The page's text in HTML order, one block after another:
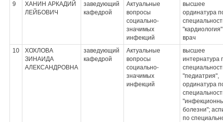
9
ХАНИН АРКАДИЙ
ЛЕЙБОВИЧ
заведующий
кафедрой
Актуальные
вопросы
социально-
значимых
инфекций
высшее
ординатура
"кардиология"
врач
10
ХОХЛОВА
ЗИНАИДА
АЛЕКСАНДРОВНА
заведующий
кафедрой
Актуальные
вопросы
социально-
значимых
инфекций
высшее
интернатура
"педиатрия",
ординатура
болезни";
по